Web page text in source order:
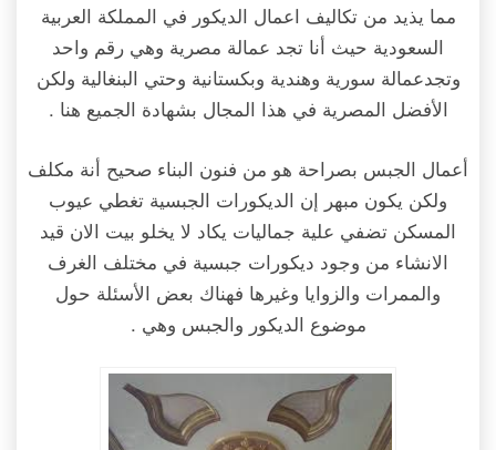
مما يذيد من تكاليف اعمال الديكور في المملكة العربية
السعودية حيث أنا تجد عمالة مصرية وهي رقم واحد
وتجدعمالة سورية وهندية وبكستانية وحتي البنغالية ولكن
الأفضل المصرية في هذا المجال بشهادة الجميع هنا .
أعمال الجبس بصراحة هو من فنون البناء صحيح أنة مكلف
ولكن يكون مبهر إن الديكورات الجبسية تغطي عيوب
المسكن تضفي علية جماليات يكاد لا يخلو بيت الان قيد
الانشاء من وجود ديكورات جبسية في مختلف الغرف
والممرات والزوايا وغيرها فهناك بعض الأسئلة حول
موضوع الديكور والجبس وهي .